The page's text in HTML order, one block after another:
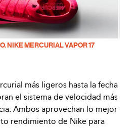
NIKE MERCURIAL VAPOR 17
más ligeros hasta la fecha
el sistema de velocidad más
Ambos aprovechan lo mejor
rendimiento de Nike para